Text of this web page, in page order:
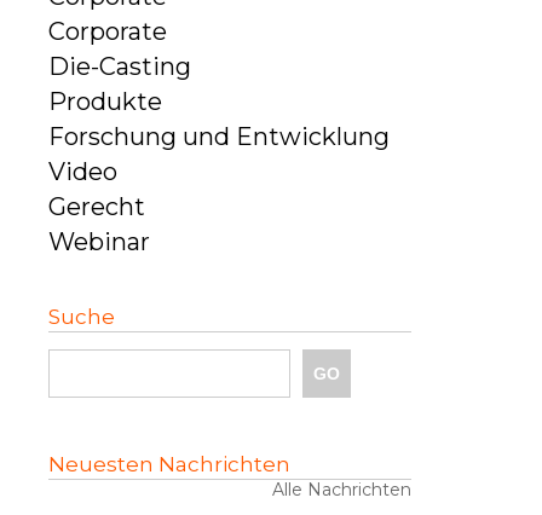
Corporate
Die-Casting
Produkte
Forschung und Entwicklung
Video
Gerecht
Webinar
Suche
Neuesten Nachrichten
Alle Nachrichten